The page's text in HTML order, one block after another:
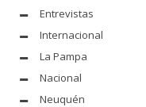
Entrevistas
Internacional
La Pampa
Nacional
Neuquén